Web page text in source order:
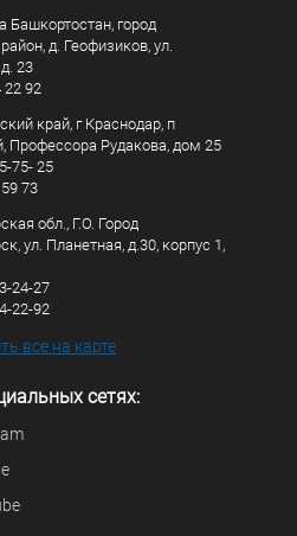
Башкортостан, город
д. Геофизиков, ул.
23
22 92
край, г Краснодар, п
Профессора Рудакова, дом 25
75- 25
73
обл., Г.О. Город
ул. Планетная, д.30, корпус 1,
24-27
22-92
все на карте
сетях: